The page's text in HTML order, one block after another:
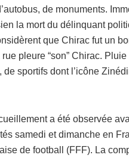
de monuments.
la mort du délinquant
que Chirac fut un
pleure “son” Chirac.
de sportifs dont l’icône
a été observée
samedi et dimanche en
de football (FFF). La